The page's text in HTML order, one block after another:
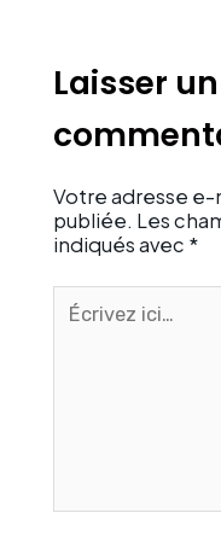
Laisser un
Votre adresse e-
publiée. Les
indiqués avec *
Écrivez
ici…